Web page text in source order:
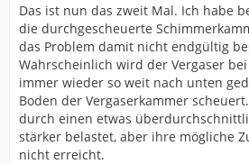
Das ist nun das zweit Mal. Ich habe
die durchgescheuerte
das Problem damit nicht endgültig
Wahrscheinlich wird der Vergaser
immer wieder so weit nach unten
Boden der Vergaserkammer
durch einen etwas
stärker belastet, aber ihre mögliche
nicht erreicht.